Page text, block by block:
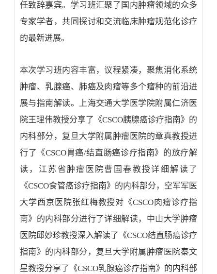
任致辞嘉宾。学习班汇聚了国内肿瘤领域的众多
专家学者，共同探讨和交流临床肿瘤规范化诊疗
的最新进展。
本次学习班内容丰富，议程紧凑，聚焦消化系统
肿瘤、乳腺癌、肺癌及肉瘤等多个瘤种的前沿进
展与指南解读。上海交通大学医学院附属仁济医
院王理伟教授分享了《CSCO胰腺癌诊疗指南》的
内科部分，复旦大学附属肿瘤医院的章真教授进
行了《CSCO胃癌/结直肠癌诊疗指南》的放疗解
读，江苏省肿瘤医院曹国春教授详细解读了
《CSCO食管癌诊疗指南》的内科部分，空军军医
大学西京医院张红梅教授对《CSCO肉瘤诊疗指
南》的内科部分进行了详细解读，中山大学肿瘤
医院邱妙珍教授深入解读了《CSCO结直肠癌诊疗
指南》的内科部分，复旦大学附属肿瘤医院秦文
星教授分享了《CSCO乳腺癌诊疗指南》的内科部